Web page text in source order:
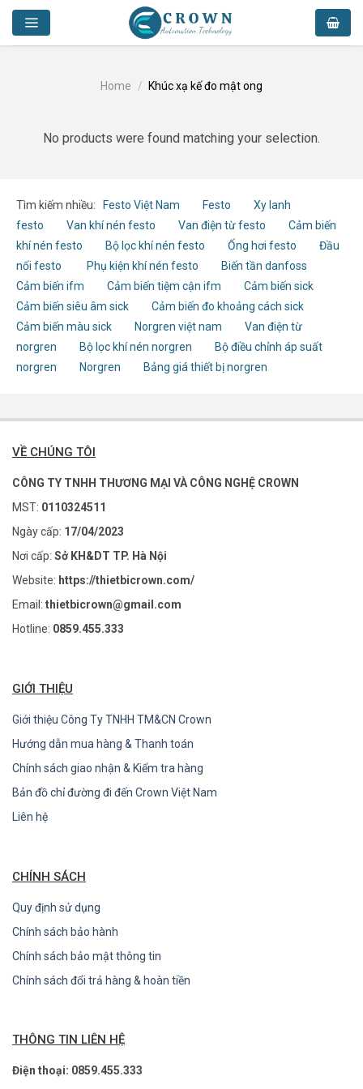
Skip
content
Home / Khúc xạ kế đo mật ong
No products were found matching your selection.
Tìm kiếm nhiều: Festo Việt Nam Festo
Xy lanh
festo
Van khí nén festo Van điện từ festo
Cảm biến
khí nén festo
Bộ lọc khí nén festo Ống hơi festo
Đầu
nối festo
Phụ kiện khí nén festo
Biến tần danfoss
Cảm biến ifm
Cảm biến tiệm cận ifm
Cảm biến sick
Cảm biến siêu âm sick
Cảm biến đo khoảng cách sick
Cảm biến màu sick
Norgren việt nam
Van điện từ
norgren
Bộ lọc khí nén norgren
Bộ điều chỉnh áp suất
norgren
Norgren Bảng giá thiết bị norgren
VỀ CHÚNG TÔI
CÔNG TY TNHH THƯƠNG MẠI VÀ CÔNG NGHỆ CROWN
MST: 0110324511
Ngày cấp: 17/04/2023
Nơi cấp: Sở KH&DT TP. Hà Nội
Website: https://thietbicrown.com/
Email: thietbicrown@gmail.com
Hotline: 0859.455.333
GIỚI THIỆU
Giới thiệu Công Ty TNHH TM&CN Crown
Hướng dẫn mua hàng & Thanh toán
Chính sách giao nhận & Kiểm tra hàng
Bản đồ chỉ đường đi đến Crown Việt Nam
Liên hệ
CHÍNH SÁCH
Quy định sử dụng
Chính sách bảo hành
Chính sách bảo mật thông tin
Chính sách đổi trả hàng & hoàn tiền
THÔNG TIN LIÊN HỆ
Điện thoại: 0859.455.333